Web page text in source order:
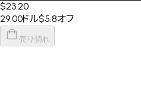
$23.20
29.00ドル$5.8オフ
売り切れ